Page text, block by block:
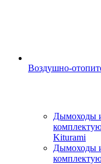
Воздушно-
Дымоходы
Kiturami
Дымоходы